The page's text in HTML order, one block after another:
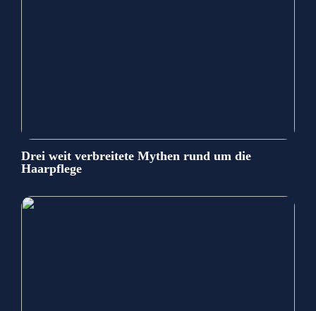
Drei weit verbreitete Mythen rund um die
Haarpflege